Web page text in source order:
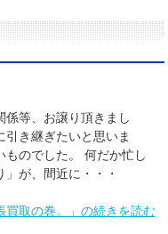
等、お譲り頂きまし
き継ぎたいと思いま
のでした。 何だか忙し
が、間近に・・・
買取の巻。」の続きを読む